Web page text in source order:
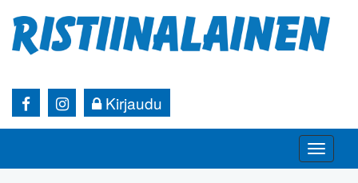
Kirjaudu
Toggle